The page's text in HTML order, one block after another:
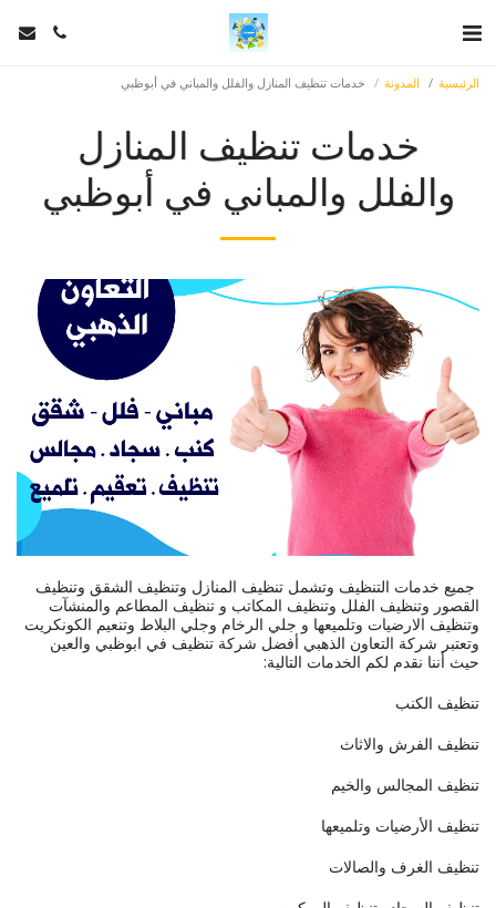
الرئيسية المدونة خدمات تنظيف المنازل والفلل والمباني في أبوظبي
خدمات تنظيف المنازل
والفلل والمباني في أبوظبي
جميع خدمات التنظيف وتشمل تنظيف المنازل وتنظيف الشقق وتنظيف
القصور وتنظيف الفلل وتنظيف المكاتب و تنظيف المطاعم والمنشآت
وتنظيف الارضيات وتلميعها و جلي الرخام وجلي البلاط وتنعيم الكونكريت
وتعتبر شركة التعاون الذهبي أفضل شركة تنظيف في ابوظبي والعين
حيث أننا نقدم لكم الخدمات التالية:
تنظيف الكنب
تنظيف الفرش والاثاث
تنظيف المجالس والخيم
تنظيف الأرضيات وتلميعها
تنظيف الغرف والصالات